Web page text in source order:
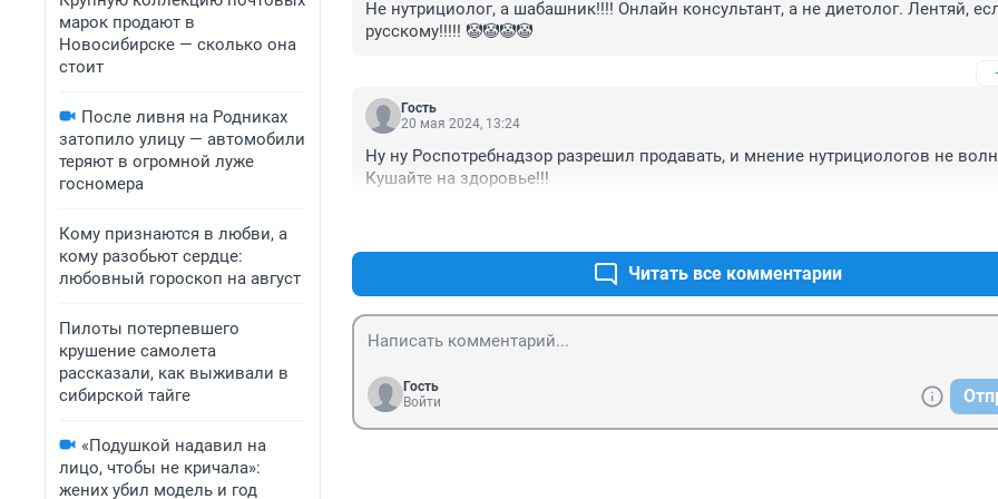
марок продают в
Новосибирске — сколько она
стоит
После ливня на Родниках
затопило улицу — автомобили
теряют в огромной луже
госномера
Кому признаются в любви, а
кому разобьют сердце:
любовный гороскоп на август
Пилоты потерпевшего
крушение самолета
рассказали, как выживали в
сибирской тайге
«Подушкой надавил на
лицо, чтобы не кричала»:
жених убил модель и год
Не нутрициолог, а шабашник!!!! Онлайн консультант, а не диетолог. Лентяй,
русскому!!!!! 🤡🤡🤡🤡
Гость
20 мая 2024, 13:24
Ну ну Роспотребнадзор разрешил продавать, и мнение нутрициологов не
Кушайте на здоровье!!!
Читать все комментарии
Гость
Войти